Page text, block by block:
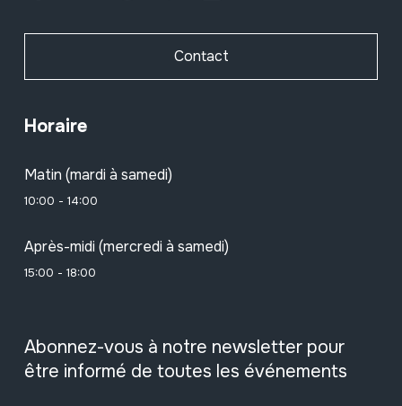
Contact
Horaire
Matin (mardi à samedi)
10:00 - 14:00
Après-midi (mercredi à samedi)
15:00 - 18:00
Abonnez-vous à notre newsletter pour
être informé de toutes les événements